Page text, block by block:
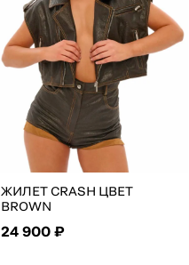
ЖИЛЕТ CRASH ЦВЕТ
BROWN
24 900 ₽